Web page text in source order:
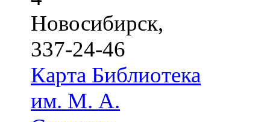
Новосибирск,
337-24-46
Карта Библиотека
им. М. А.